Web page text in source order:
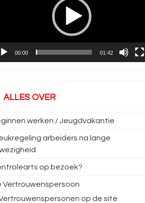
00:00 01:42
ALLES OVER
werken / Jeugdvakantie
arbeiders na lange
op bezoek?
Vertrouwenspersoon
op de site